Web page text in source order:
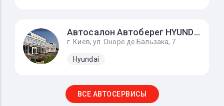
Автосалон Автоберег HYUNDAI, на Усенко 8
г. Киев, ул. Оноре де Бальзака, 7
Hyundai
ВСЕ АВТОСЕРВИСЫ